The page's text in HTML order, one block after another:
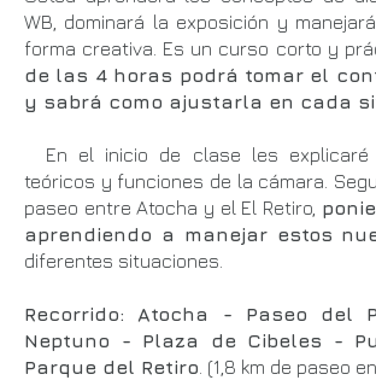
WB, dominará la exposición y
forma creativa. Es un curso corto y
de las 4 horas podrá tomar el
y sabrá como ajustarla en cada
En el inicio de clase les explicaré
teóricos y funciones de la cámara.
paseo entre Atocha y el El Retiro,
aprendiendo a manejar estos
diferentes situaciones.
Recorrido: Atocha - Paseo del
Neptuno - Plaza de Cibeles -
Parque del Retiro . (1,8 km de paseo